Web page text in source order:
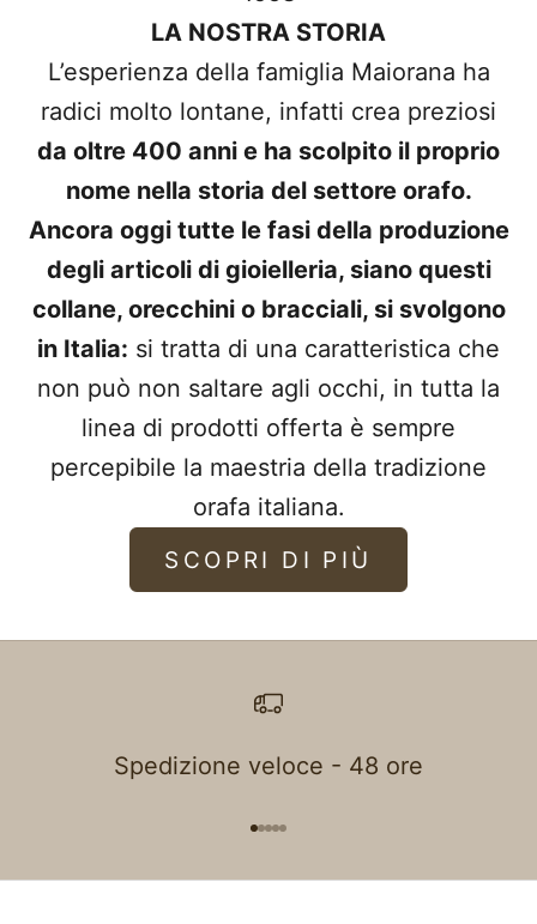
LA NOSTRA STORIA
L’esperienza della famiglia Maiorana ha
radici molto lontane, infatti crea preziosi
da oltre 400 anni e ha scolpito il proprio
nome nella storia del settore orafo.
Ancora oggi tutte le fasi della produzione
degli articoli di gioielleria, siano questi
collane, orecchini o bracciali, si svolgono
in Italia: si tratta di una caratteristica che
non può non saltare agli occhi, in tutta la
linea di prodotti offerta è sempre
percepibile la maestria della tradizione
orafa italiana.
SCOPRI DI PIÙ
Spedizione veloce - 48 ore